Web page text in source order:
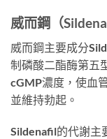
威而鋼（
威而鋼主要成分
制磷酸二酯酶第五
cGMP濃度，使血
並維持勃起。
Sildenafil的代謝主